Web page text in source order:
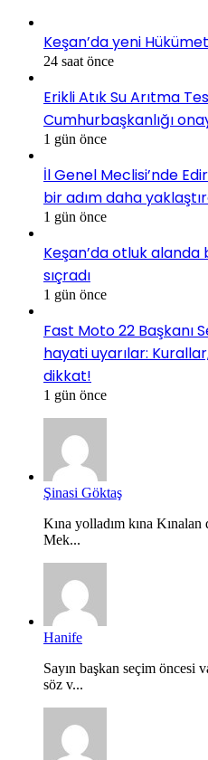
Keşan’da yeni
24 saat önce
Erikli Atık Su Arıtma
Cumhurbaşkanlığı
1 gün önce
İl Genel Meclisi’nde
bir adım daha
1 gün önce
Keşan’da otluk alanda
sıçradı
1 gün önce
Fast Moto 22 Başkanı
hayati uyarılar:
dikkat!
1 gün önce
Şinasi Göktaş
Kına yolladım kına
Mek...
Hanife
Sayın başkan seçim öncesi
söz v...